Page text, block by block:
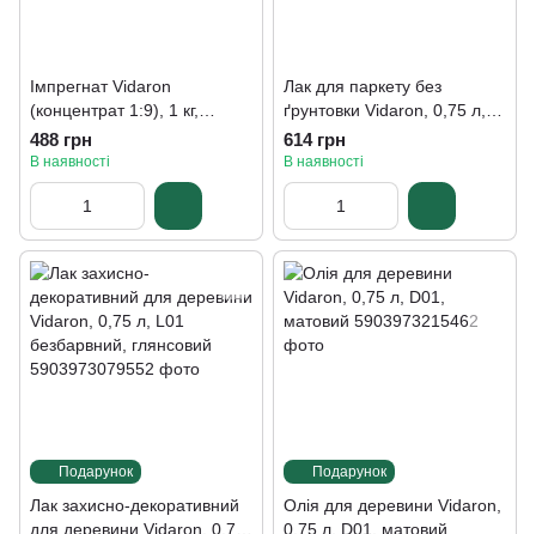
Імпрегнат Vidaron
(концентрат 1:9), 1 кг,
безбарвний
488 грн
В наявності
Лак для паркету без
ґрунтовки Vidaron, 0,75 л,
безбарвний, глянсовий
614 грн
В наявності
Подарунок
Лак захисно-декоративний
для деревини Vidaron, 0,75
Подарунок
Олія для деревини Vidaron,
0,75 л, D01, матовий